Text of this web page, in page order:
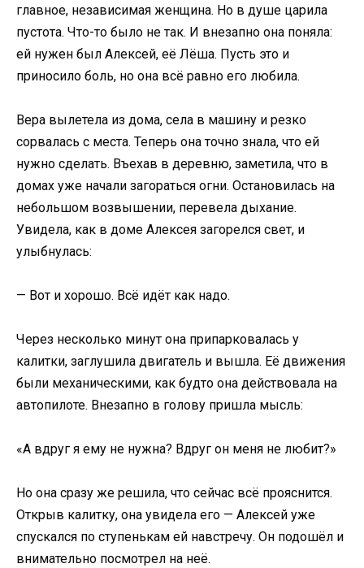
главное, независимая женщина. Но в душе царила
пустота. Что-то было не так. И внезапно она поняла:
ей нужен был Алексей, её Лёша. Пусть это и
приносило боль, но она всё равно его любила.
Вера вылетела из дома, села в машину и резко
сорвалась с места. Теперь она точно знала, что ей
нужно сделать. Въехав в деревню, заметила, что в
домах уже начали загораться огни. Остановилась на
небольшом возвышении, перевела дыхание.
Увидела, как в доме Алексея загорелся свет, и
улыбнулась:
— Вот и хорошо. Всё идёт как надо.
Через несколько минут она припарковалась у
калитки, заглушила двигатель и вышла. Её движения
были механическими, как будто она действовала на
автопилоте. Внезапно в голову пришла мысль:
«А вдруг я ему не нужна? Вдруг он меня не любит?»
Но она сразу же решила, что сейчас всё прояснится.
Открыв калитку, она увидела его — Алексей уже
спускался по ступенькам ей навстречу. Он подошёл и
внимательно посмотрел на неё.